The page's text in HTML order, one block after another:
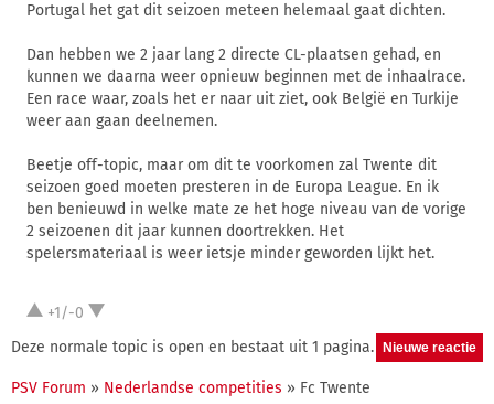
Portugal het gat dit seizoen meteen helemaal gaat dichten.
Dan hebben we 2 jaar lang 2 directe CL-plaatsen gehad, en
kunnen we daarna weer opnieuw beginnen met de inhaalrace.
Een race waar, zoals het er naar uit ziet, ook België en Turkije
weer aan gaan deelnemen.
Beetje off-topic, maar om dit te voorkomen zal Twente dit
seizoen goed moeten presteren in de Europa League. En ik
ben benieuwd in welke mate ze het hoge niveau van de vorige
2 seizoenen dit jaar kunnen doortrekken. Het
spelersmateriaal is weer ietsje minder geworden lijkt het.
+1/-0
Deze normale topic is open en bestaat uit 1 pagina.
PSV Forum » Nederlandse competities » Fc Twente